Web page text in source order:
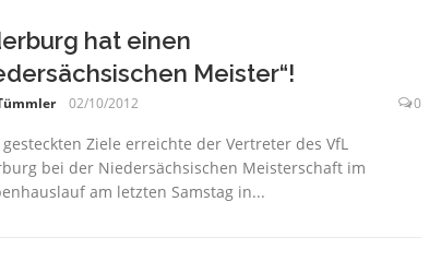
hat einen
Meister“!
02/10/2012 0
Ziele erreichte der Vertreter des VfL
bei der Niedersächsischen Meisterschaft im
am letzten Samstag in...